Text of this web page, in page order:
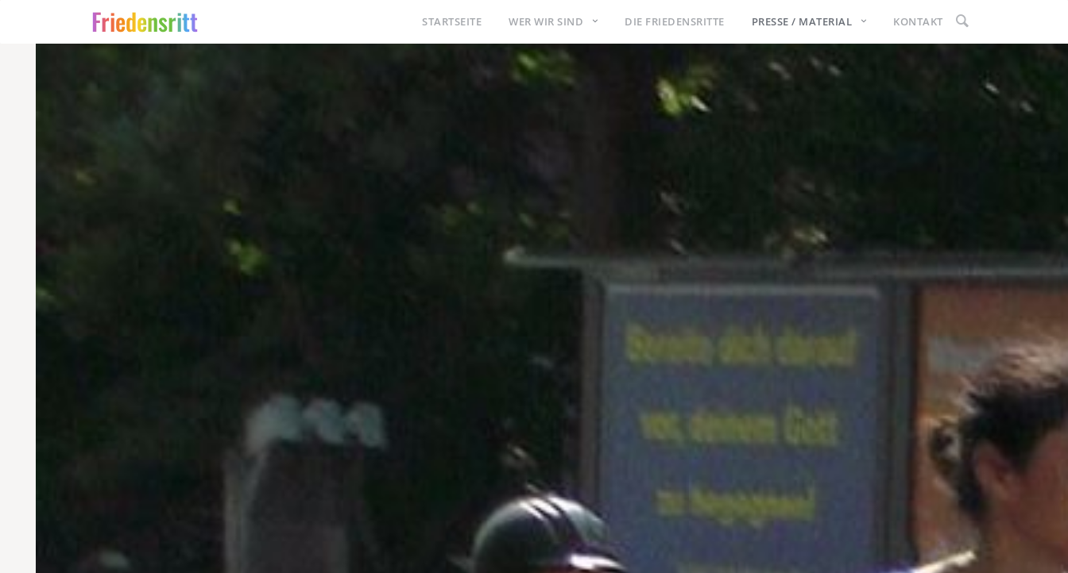
Friedensritt STARTSEITE WER WIR SIND DIE FRIEDENSRITTE PRESSE / MATERIAL KONTAKT 